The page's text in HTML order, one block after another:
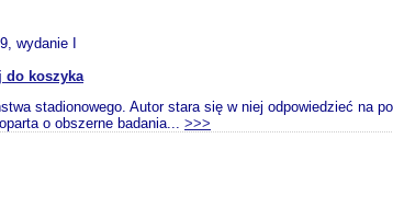
wydanie I
do koszyka
stadionowego. Autor stara się w niej odpowiedzieć na
o obszerne badania... >>>